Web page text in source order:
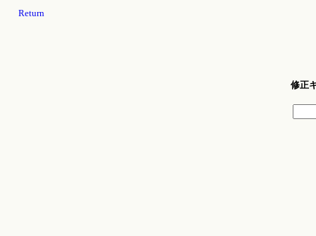
Return
修正